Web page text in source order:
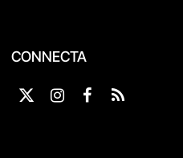
CONNECTA
X
Instagram
Facebook
RSS